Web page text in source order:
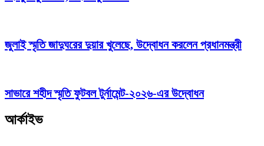
জুলাই স্মৃতি জাদুঘরের দুয়ার খুলেছে, উদ্বোধন করলেন প্রধানমন্ত্রী
সাভারে শহীদ স্মৃতি ফুটবল টুর্নামেন্ট-২০২৬-এর উদ্বোধন
আর্কাইভ